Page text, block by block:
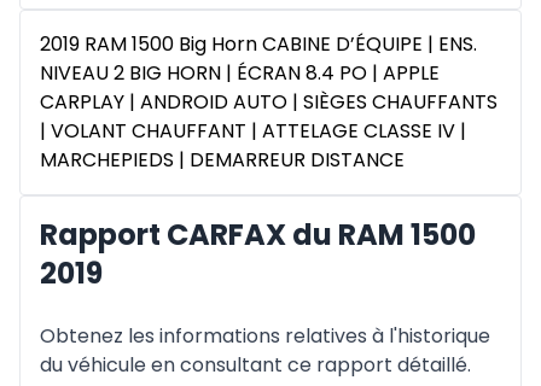
2019 RAM 1500 Big Horn CABINE D’ÉQUIPE | ENS.
NIVEAU 2 BIG HORN | ÉCRAN 8.4 PO | APPLE
CARPLAY | ANDROID AUTO | SIÈGES CHAUFFANTS
| VOLANT CHAUFFANT | ATTELAGE CLASSE IV |
MARCHEPIEDS | DEMARREUR DISTANCE
Rapport CARFAX du RAM 1500
2019
Obtenez les informations relatives à l'historique
du véhicule en consultant ce rapport détaillé.